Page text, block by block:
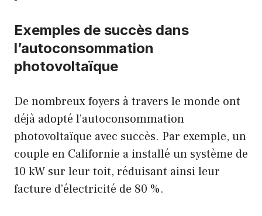
Exemples de succès dans
l’autoconsommation
photovoltaïque
De nombreux foyers à travers le monde ont
déjà adopté l’autoconsommation
photovoltaïque avec succès. Par exemple, un
couple en Californie a installé un système de
10 kW sur leur toit, réduisant ainsi leur
facture d’électricité de 80 %.